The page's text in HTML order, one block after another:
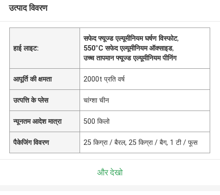
उत्पाद विवरण
हाई लाइट:
सफेद फ्यूज्ड एल्यूमीनियम घर्षण विस्फोट,
550°C सफेद एल्यूमीनियम ऑक्साइड,
उच्च तापमान फ्यूज्ड एल्यूमीनियम पीनिंग
आपूर्ति की क्षमता 2000t प्रति वर्ष
उत्पत्ति के प्लेस चांग्शा चीन
न्यूनतम आदेश मात्रा 500 किलो
पैकेजिंग विवरण 25 किग्रा / बैरल, 25 किग्रा / बैग, 1 टी / फूस
और देखो